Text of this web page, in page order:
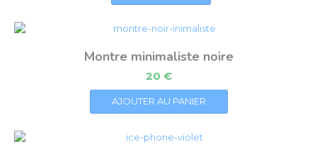
Montre minimaliste noire
20 €
AJOUTER AU PANIER